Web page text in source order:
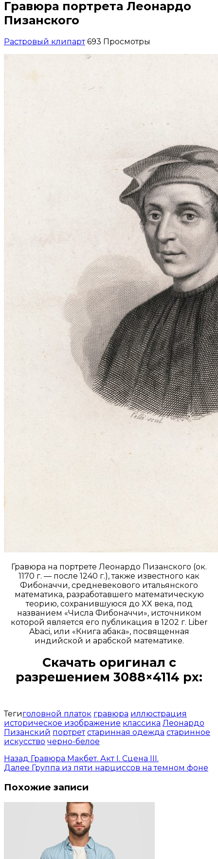
Гравюра портрета Леонардо
Пизанского
Растровый клипарт 693 Просмотры
Гравюра на портрете Леонардо Пизанского (ок.
1170 г. — после 1240 г.), также известного как
Фибоначчи, средневекового итальянского
математика, разработавшего математическую
теорию, сохранившуюся до XX века, под
названием «Числа Фибоначчи», источником
которой является его публикация в 1202 г. Liber
Abaci, или «Книга абака», посвященная
индийской и арабской математике.
Скачать оригинал с
разрешением 3088×4114 px:
Тегиголовной платок гравюра иллюстрация
историческое изображение классика Леонардо
Пизанский портрет старинная одежда старинное
искусство черно-белое
Назад Гравюра Макбет. Акт I. Сцена III.
Далее Группа из пяти нарциссов на темном фоне
Похожие записи